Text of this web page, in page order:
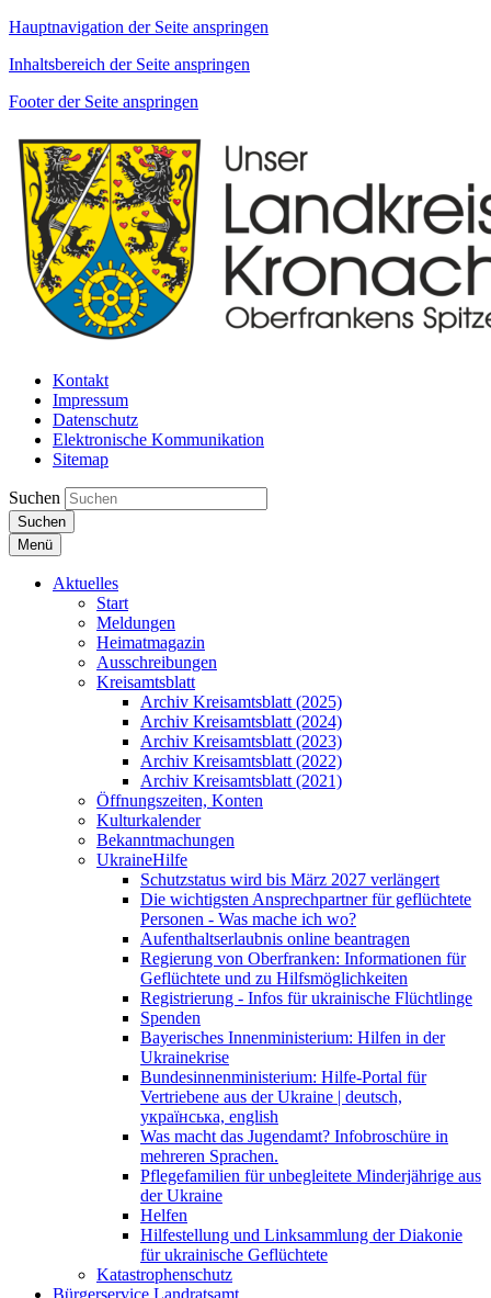
Hauptnavigation der Seite anspringen
Inhaltsbereich der Seite anspringen
Footer der Seite anspringen
Kontakt
Impressum
Datenschutz
Elektronische Kommunikation
Sitemap
Suchen
Suchen
Menü
Aktuelles
Start
Meldungen
Heimatmagazin
Ausschreibungen
Kreisamtsblatt
Archiv Kreisamtsblatt (2025)
Archiv Kreisamtsblatt (2024)
Archiv Kreisamtsblatt (2023)
Archiv Kreisamtsblatt (2022)
Archiv Kreisamtsblatt (2021)
Öffnungszeiten, Konten
Kulturkalender
Bekanntmachungen
UkraineHilfe
Schutzstatus wird bis März 2027 verlängert
Die wichtigsten Ansprechpartner für geflüchtete
Personen - Was mache ich wo?
Aufenthaltserlaubnis online beantragen
Regierung von Oberfranken: Informationen für
Geflüchtete und zu Hilfsmöglichkeiten
Registrierung - Infos für ukrainische Flüchtlinge
Spenden
Bayerisches Innenministerium: Hilfen in der
Ukrainekrise
Bundesinnenministerium: Hilfe-Portal für
Vertriebene aus der Ukraine | deutsch,
українська, english
Was macht das Jugendamt? Infobroschüre in
mehreren Sprachen.
Pflegefamilien für unbegleitete Minderjährige aus
der Ukraine
Helfen
Hilfestellung und Linksammlung der Diakonie
für ukrainische Geflüchtete
Katastrophenschutz
Bürgerservice Landratsamt